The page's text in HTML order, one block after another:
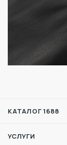
КАТАЛОГ 1688
УСЛУГИ